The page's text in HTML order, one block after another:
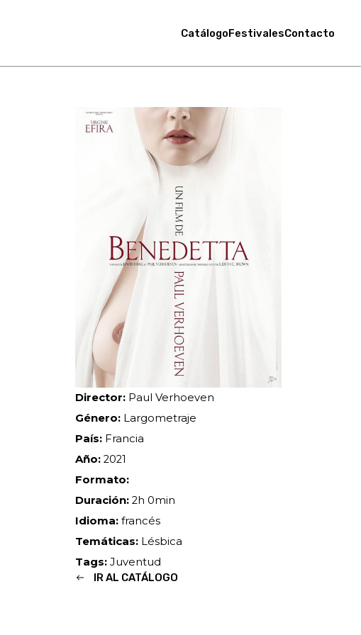
CatálogoFestivalesContacto
Director:Paul Verhoeven
Género:Largometraje
País:Francia
Año:2021
Formato:
Duración:2h 0min
Idioma:francés
Temáticas:Lésbica
Tags:Juventud
IR AL CATÁLOGO